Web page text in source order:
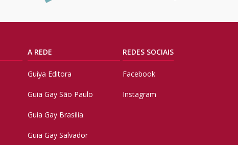
A REDE
Guiya Editora
Guia Gay São Paulo
Guia Gay Brasilia
Guia Gay Salvador
REDES SOCIAIS
Facebook
Instagram